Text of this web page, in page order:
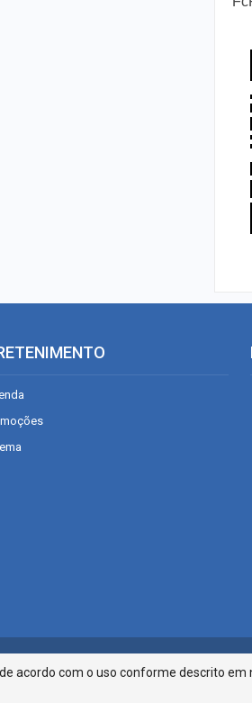
- Rua Monsenhor Silveira 276, Bairro São José
acordo com o uso conforme descrito em